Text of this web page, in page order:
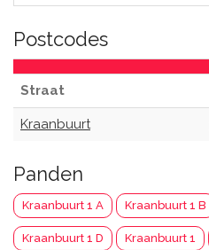
Postcodes
Straat
Kraanbuurt
Panden
Kraanbuurt 1 A Kraanbuurt 1 B
Kraanbuurt 1 D Kraanbuurt 1